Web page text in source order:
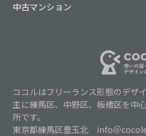
中古マンション
ココルはフリーランス形態のデザ
主に練馬区、中野区、板橋区を中
所です。
東京都練馬区豊玉北 info＠